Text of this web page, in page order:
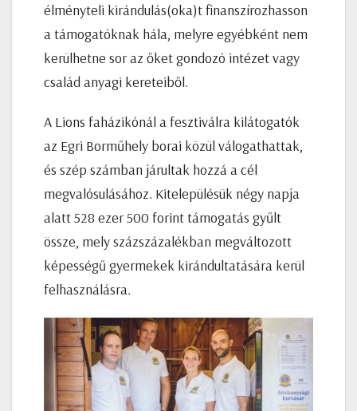
élményteli kirándulás(oka)t finanszírozhasson
a támogatóknak hála, melyre egyébként nem
kerülhetne sor az őket gondozó intézet vagy
család anyagi kereteiből.
A Lions faházikónál a fesztiválra kilátogatók
az Egri Borműhely borai közül válogathattak,
és szép számban járultak hozzá a cél
megvalósulásához. Kitelepülésük négy napja
alatt 528 ezer 500 forint támogatás gyűlt
össze, mely százszázalékban megváltozott
képességű gyermekek kirándultatására kerül
felhasználásra.